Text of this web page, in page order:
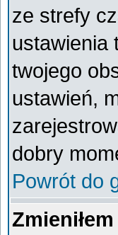
ze strefy
ustawienia
twojego
ustawień,
dobry
Powrót do